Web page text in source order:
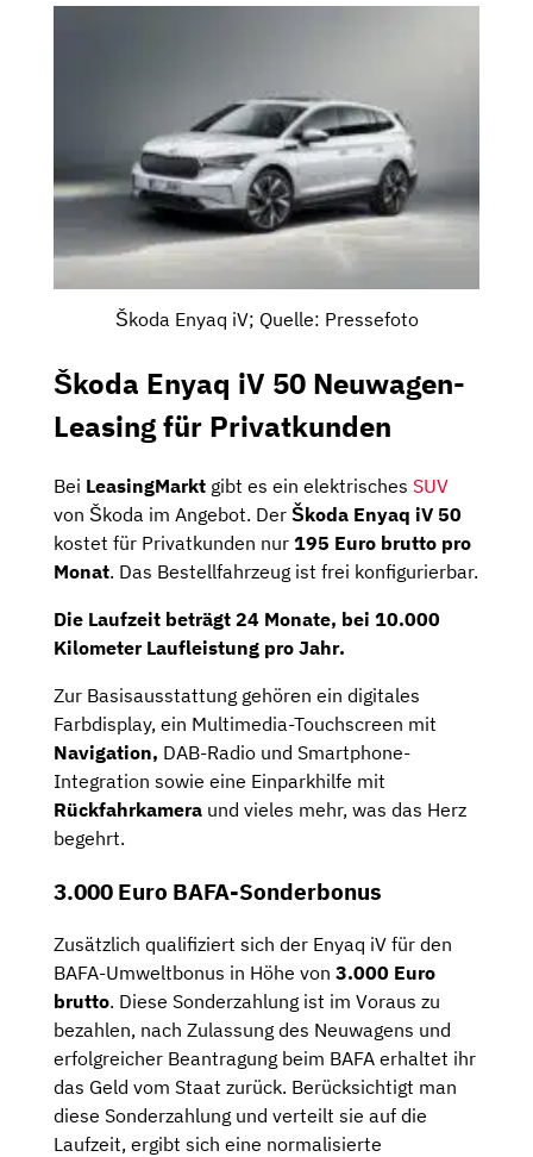
Škoda Enyaq iV; Quelle: Pressefoto
Škoda Enyaq iV 50 Neuwagen-
Leasing für Privatkunden
Bei LeasingMarkt gibt es ein elektrisches SUV
von Škoda im Angebot. Der Škoda Enyaq iV 50
kostet für Privatkunden nur 195 Euro brutto pro
Monat. Das Bestellfahrzeug ist frei konfigurierbar.
Die Laufzeit beträgt 24 Monate, bei 10.000
Kilometer Laufleistung pro Jahr.
Zur Basisausstattung gehören ein digitales
Farbdisplay, ein Multimedia-Touchscreen mit
Navigation, DAB-Radio und Smartphone-
Integration sowie eine Einparkhilfe mit
Rückfahrkamera und vieles mehr, was das Herz
begehrt.
3.000 Euro BAFA-Sonderbonus
Zusätzlich qualifiziert sich der Enyaq iV für den
BAFA-Umweltbonus in Höhe von 3.000 Euro
brutto. Diese Sonderzahlung ist im Voraus zu
bezahlen, nach Zulassung des Neuwagens und
erfolgreicher Beantragung beim BAFA erhaltet ihr
das Geld vom Staat zurück. Berücksichtigt man
diese Sonderzahlung und verteilt sie auf die
Laufzeit, ergibt sich eine normalisierte